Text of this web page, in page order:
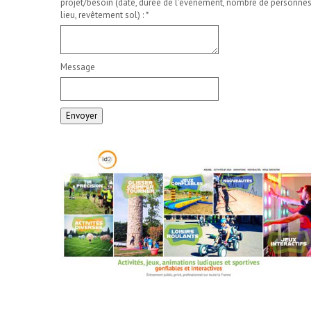
projet/besoin (date, durée de l'événement, nombre de
lieu, revêtement sol) :*
Message
Envoyer